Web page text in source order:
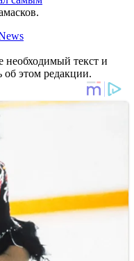
необходимый текст и
этом редакции.